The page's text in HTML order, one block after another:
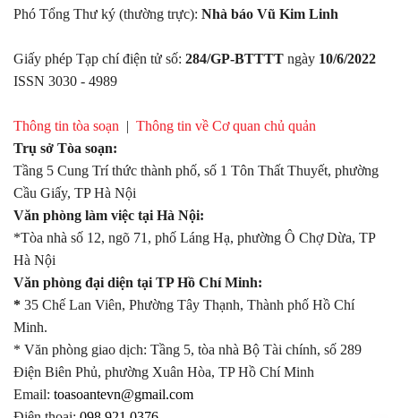
Phó Tổng Thư ký (thường trực): Nhà báo Vũ Kim Linh
Giấy phép Tạp chí điện tử số: 284/GP-BTTTT ngày 10/6/2022
ISSN 3030 - 4989
Thông tin tòa soạn | Thông tin về Cơ quan chủ quản
Trụ sở Tòa soạn:
Tầng 5 Cung Trí thức thành phố, số 1 Tôn Thất Thuyết, phường
Cầu Giấy, TP Hà Nội
Văn phòng làm việc tại Hà Nội:
*Tòa nhà số 12, ngõ 71, phố Láng Hạ, phường Ô Chợ Dừa, TP
Hà Nội
Văn phòng đại diện tại TP Hồ Chí Minh:
* 35 Chế Lan Viên, Phường Tây Thạnh, Thành phố Hồ Chí
Minh.
* Văn phòng giao dịch: Tầng 5, tòa nhà Bộ Tài chính, số 289
Điện Biên Phủ, phường Xuân Hòa, TP Hồ Chí Minh
Email: toasoantevn@gmail.com